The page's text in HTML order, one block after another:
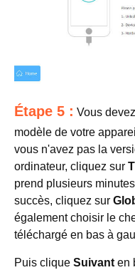
Étape 5 : Vous
modèle de votre
vous n'avez pas la
ordinateur, cliquez sur
prend plusieurs
succès, cliquez sur
également choisir le
téléchargé en bas à
Puis clique Suivant en